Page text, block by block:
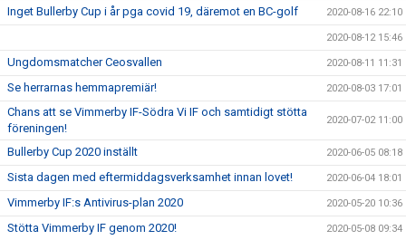
Inget Bullerby Cup i år pga covid 19, däremot en BC-golf 2020-08-16 22:10
2020-08-12 15:46
Ungdomsmatcher Ceosvallen 2020-08-11 11:31
Se herrarnas hemmapremiär! 2020-08-03 17:01
Chans att se Vimmerby IF-Södra Vi IF och samtidigt stötta
föreningen!
2020-07-02 11:00
Bullerby Cup 2020 inställt 2020-06-05 08:18
Sista dagen med eftermiddagsverksamhet innan lovet! 2020-06-04 18:01
Vimmerby IF:s Antivirus-plan 2020 2020-05-20 10:36
Stötta Vimmerby IF genom 2020! 2020-05-08 09:34